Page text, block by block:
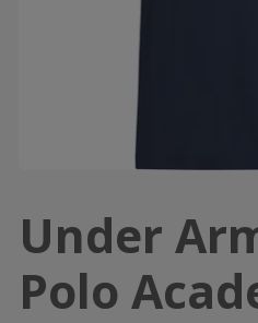
Under
Polo